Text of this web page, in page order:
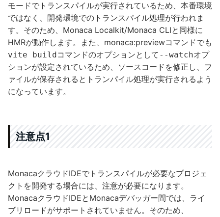
モードでトランスパイルが実行されているため、本番環境
ではなく、開発環境でのトランスパイル処理が行われま
す。そのため、Monaca Localkit/Monaca CLIと同様に
HMRが動作します。また、monaca:previewコマンドでも
vite build コマンドのオプションとして --watchオプ
ションが設定されているため、ソースコードを修正し、フ
ァイルが保存されるとトランパイル処理が実行されるよう
になっています。
注意点1
MonacaクラウドIDEでトランスパイルが必要なプロジェ
クトを開発する場合には、注意が必要になります。
MonacaクラウドIDEとMonacaデバッガー間では、ライ
ブリロードがサポートされていません。そのため、